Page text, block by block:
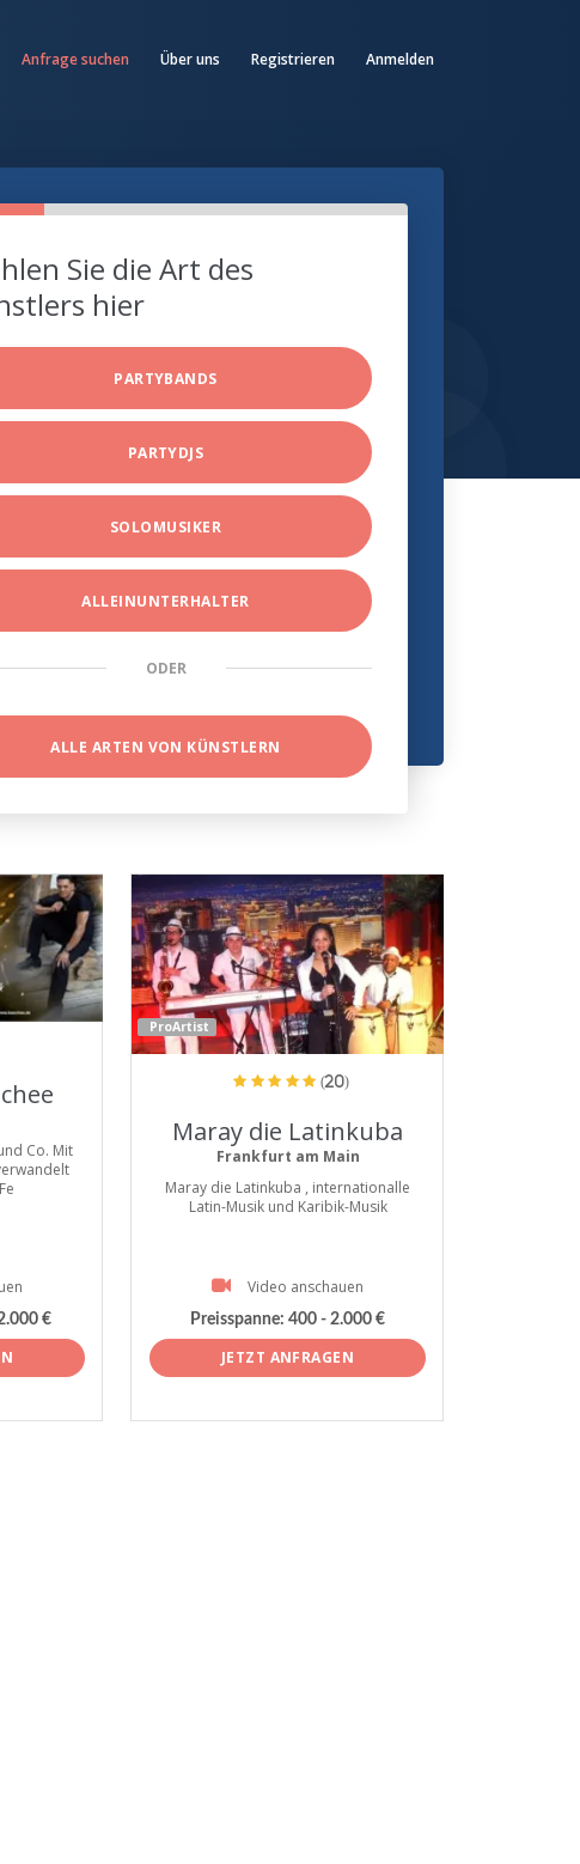
Anfrage suchen Über uns Registrieren Anmelden
Sie die Art des
hier
PARTYBANDS
PARTYDJS
SOLOMUSIKER
ALLEINUNTERHALTER
ODER
ALLE ARTEN VON KÜNSTLERN
Co. Mit
€
ProArtist
(20)
Maray die Latinkuba
Frankfurt am Main
Maray die Latinkuba , internationalle
Latin-Musik und Karibik-Musik
Video anschauen
Preisspanne: 400 - 2.000 €
JETZT ANFRAGEN